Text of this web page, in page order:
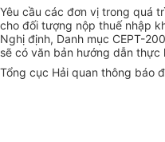
Yêu cầu các đơn vị trong quá
cho đối tượng nộp thuế nhập
Nghị định, Danh mục CEPT-
sẽ có văn bản hướng dẫn thực
Tổng cục Hải quan thông báo